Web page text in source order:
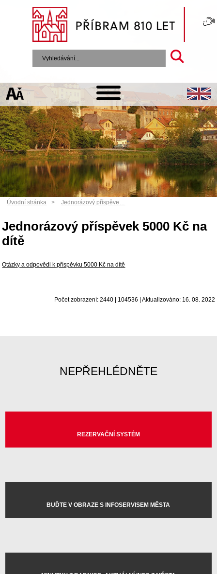
Úvodní stránka Jednorázový příspěve…
Jednorázový příspěvek 5000 Kč na
dítě
Otázky a odpovědi k příspěvku 5000 Kč na dítě
Počet zobrazení: 2440 | 104536 | Aktualizováno: 16. 08. 2022
NEPŘEHLÉDNĚTE
REZERVAČNÍ SYSTÉM
BUĎTE V OBRAZE S INFOSERVISEM MĚSTA